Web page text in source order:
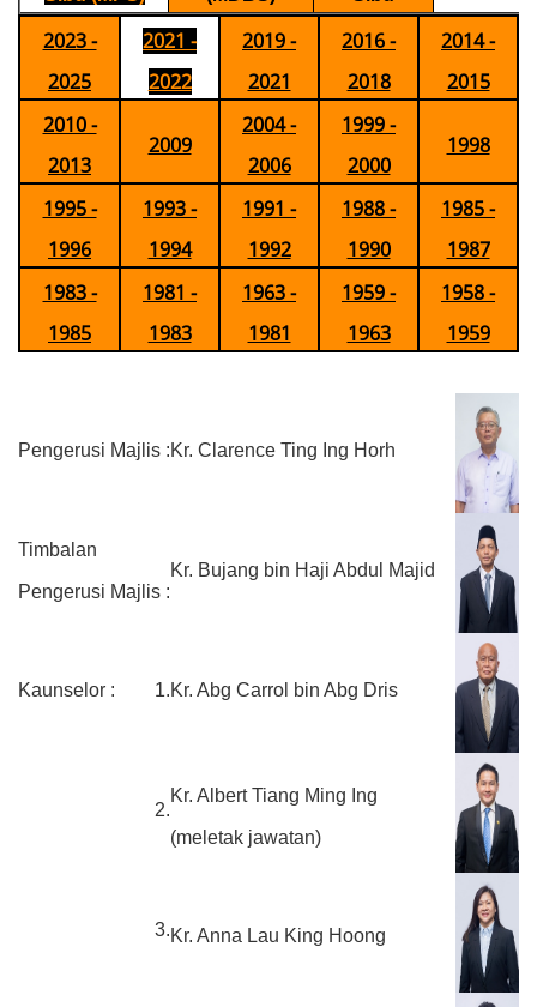
2023 -
2025
2021 -
2022
2019 -
2021
2016 -
2018
2014 -
2015
2010 -
2013
2009
2004 -
2006
1999 -
2000
1998
1995 -
1996
1993 -
1994
1991 -
1992
1988 -
1990
1985 -
1987
1983 -
1985
1981 -
1983
1963 -
1981
1959 -
1963
1958 -
1959
Pengerusi Majlis :Kr. Clarence Ting Ing Horh
Timbalan
Pengerusi Majlis :
Kr. Bujang bin Haji Abdul Majid
Kaunselor : 1.Kr. Abg Carrol bin Abg Dris
2.
Kr. Albert Tiang Ming Ing
(meletak jawatan)
3.Kr. Anna Lau King Hoong